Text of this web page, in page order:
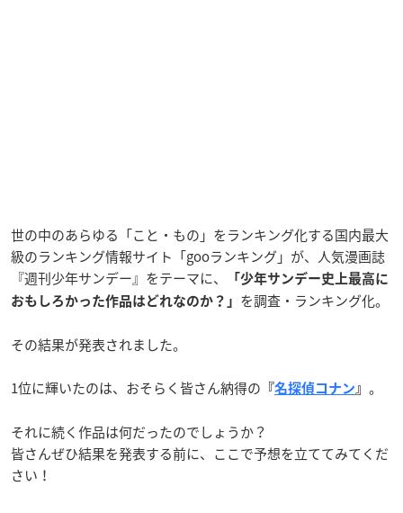
世の中のあらゆる「こと・もの」をランキング化する国内最大
級のランキング情報サイト「gooランキング」が、人気漫画誌
『週刊少年サンデー』をテーマに、
「少年サンデー史上最高に
おもしろかった作品はどれなのか？」 を調査・ランキング化。
その結果が発表されました。
1位に輝いたのは、おそらく皆さん納得の 『名探偵コナン 』 。
それに続く作品は何だったのでしょうか？
皆さんぜひ結果を発表する前に、ここで予想を立ててみてくだ
さい！